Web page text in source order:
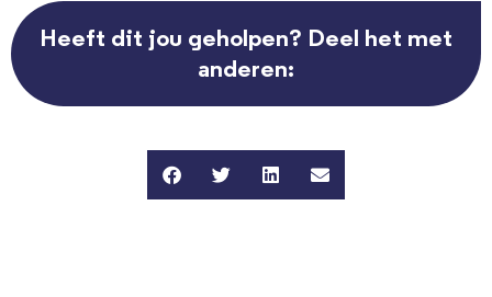
Heeft dit jou geholpen? Deel het met
anderen: